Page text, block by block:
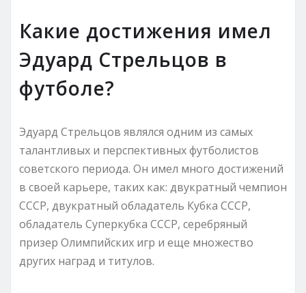
Какие достижения имел
Эдуард Стрельцов в
футболе?
Эдуард Стрельцов являлся одним из самых
талантливых и перспективных футболистов
советского периода. Он имел много достижений
в своей карьере, таких как: двукратный чемпион
СССР, двукратный обладатель Кубка СССР,
обладатель Суперкубка СССР, серебряный
призер Олимпийских игр и еще множество
других наград и титулов.